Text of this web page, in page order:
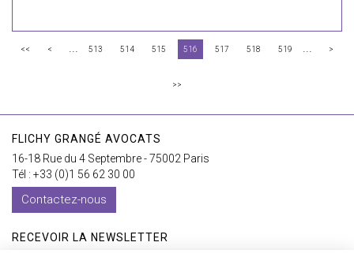
<< < ... 513 514 515 516 517 518 519 ... >
>>
FLICHY GRANGÉ AVOCATS
16-18 Rue du 4 Septembre - 75002 Paris
Tél : +33 (0)1 56 62 30 00
Contactez-nous
RECEVOIR LA NEWSLETTER